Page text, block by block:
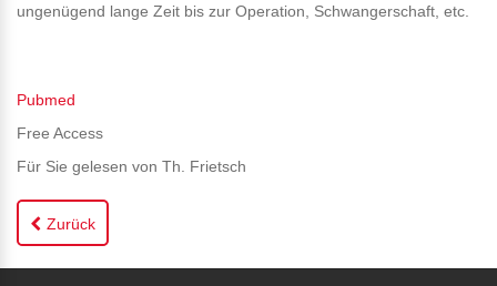
ungenügend lange Zeit bis zur Operation, Schwangerschaft, etc.
Pubmed
Free Access
Für Sie gelesen von Th. Frietsch
Zurück